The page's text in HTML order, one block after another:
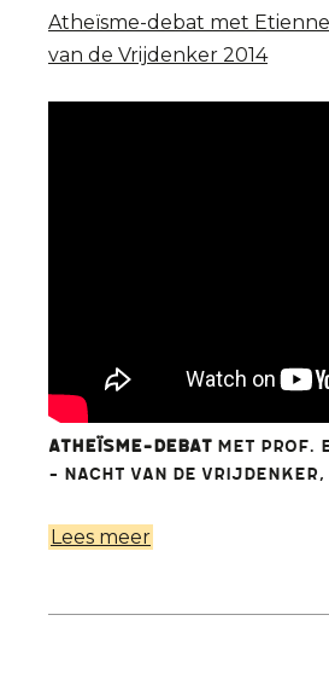
Vrijdenker
2014
Atheïsme-debat met
van de Vrijdenker 2014
Atheïsme-debat met Prof.
- Nacht van de Vrijdenker,
Lees meer